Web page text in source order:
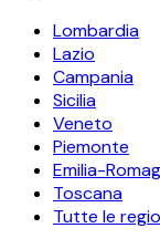
Lombardia
Lazio
Campania
Sicilia
Veneto
Piemonte
Emilia-
Toscana
Tutte le